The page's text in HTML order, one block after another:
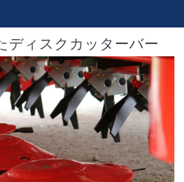
ディスクカッターバー